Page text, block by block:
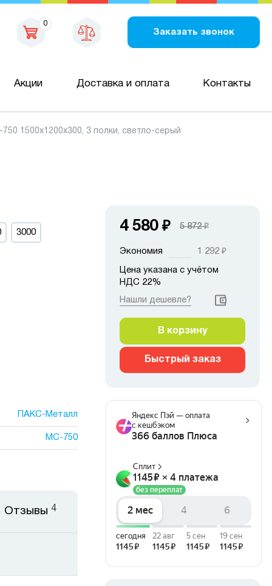
0
Заказать звонок
Акции Доставка и оплата Контакты
1500х1200х300, 3 полки, светло-серый
3000
ПАКС-Металл
МС-750
Отзывы 4
4 580 ₽ 5 872₽
Экономия 1 292 ₽
Цена указана с учётом
НДС 22%
Нашли дешевле?
В корзину
Быстрый заказ